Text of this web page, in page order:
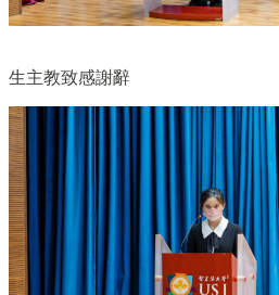
聖大校
生主教致感謝辭